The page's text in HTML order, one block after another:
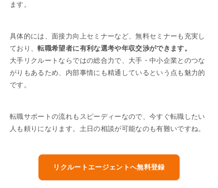
ます。
具体的には、面接力向上セミナーなど、無料セミナーも充実し
ており、転職希望者に有利な選考や年収交渉ができます。
大手リクルートならではの総合力で、大手・中小企業とのつな
がりもあるため、内部事情にも精通しているという点も魅力的
です。
転職サポートの流れもスピーディーなので、今すぐ転職したい
人も頼りになります。土日の相談が可能なのも有難いですね。
リクルートエージェントへ無料登録